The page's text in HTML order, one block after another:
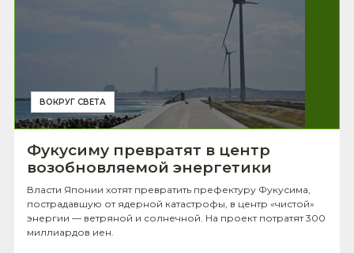
ВОКРУГ СВЕТА
Фукусиму превратят в центр
возобновляемой энергетики
Власти Японии хотят превратить префектуру Фукусима,
пострадавшую от ядерной катастрофы, в центр «чистой»
энергии — ветряной и солнечной. На проект потратят 300
миллиардов иен.